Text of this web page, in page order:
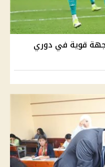
قوية في دوري